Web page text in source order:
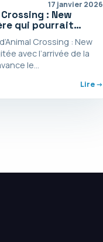
17 janvier 2026
: New
qui pourrait
Crossing : New
avec l’arrivée de la
le…
Lire ->